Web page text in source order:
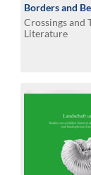
Borders and
Crossings and
Literature